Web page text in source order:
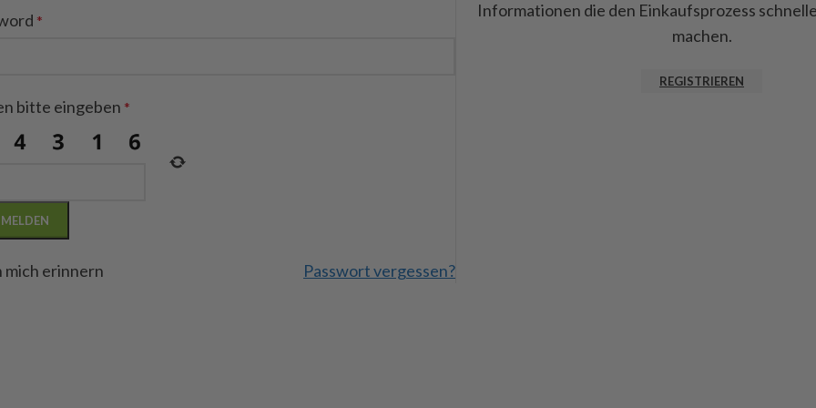
*
bitte eingeben *
Passwort vergessen?
mich erinnern
Informationen die den Einkaufsprozess
machen.
REGISTRIEREN